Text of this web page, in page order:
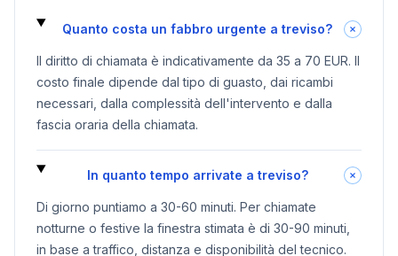
Quanto costa un fabbro urgente a treviso?
Il diritto di chiamata è indicativamente da 35 a 70 EUR. Il
costo finale dipende dal tipo di guasto, dai ricambi
necessari, dalla complessità dell'intervento e dalla
fascia oraria della chiamata.
In quanto tempo arrivate a treviso?
Di giorno puntiamo a 30-60 minuti. Per chiamate
notturne o festive la finestra stimata è di 30-90 minuti,
in base a traffico, distanza e disponibilità del tecnico.